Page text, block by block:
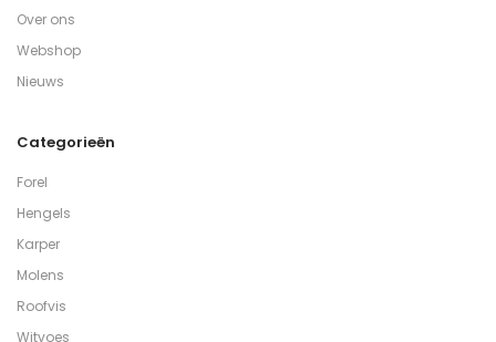
Over ons
Webshop
Nieuws
Categorieën
Forel
Hengels
Karper
Molens
Roofvis
Witvoes